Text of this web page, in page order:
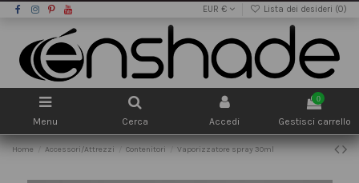
EUR € Lista dei desideri (0)
Menu Cerca Accedi
0
Gestisci carrello
Home Accessori/Attrezzi Contenitori Vaporizzatore spray 30ml